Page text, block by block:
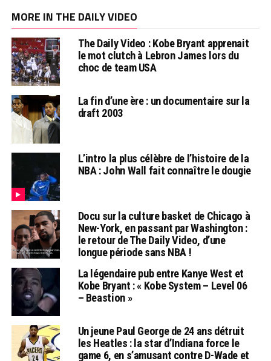
MORE IN THE DAILY VIDEO
The Daily Video : Kobe Bryant apprenait
le mot clutch à Lebron James lors du
choc de team USA
La fin d’une ère : un documentaire sur la
draft 2003
L’intro la plus célèbre de l’histoire de la
NBA : John Wall fait connaître le dougie
Docu sur la culture basket de Chicago à
New-York, en passant par Washington :
le retour de The Daily Video, d’une
longue période sans NBA !
La légendaire pub entre Kanye West et
Kobe Bryant : « Kobe System – Level 06
– Beastion »
Un jeune Paul George de 24 ans détruit
les Heatles : la star d’Indiana force le
game 6, en s’amusant contre D-Wade et